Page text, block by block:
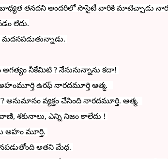
తనదని అందరిలో సొసైటీ వారికి మాటిచ్చాడు
లేదు.
మదనపడుతున్నాడు.
అగత్యం నీకేమిటి ? నేనునున్నాను కదా!
ఉరఫ్ నారదమూర్తి ఆత్మ.
వ్యక్తం చేసింది నారదమూర్తి. ఆత్మ.
, శకునాలు, ఎన్ని నిజం కాలేదు !
అహం మూర్తి.
అతని మేధ.